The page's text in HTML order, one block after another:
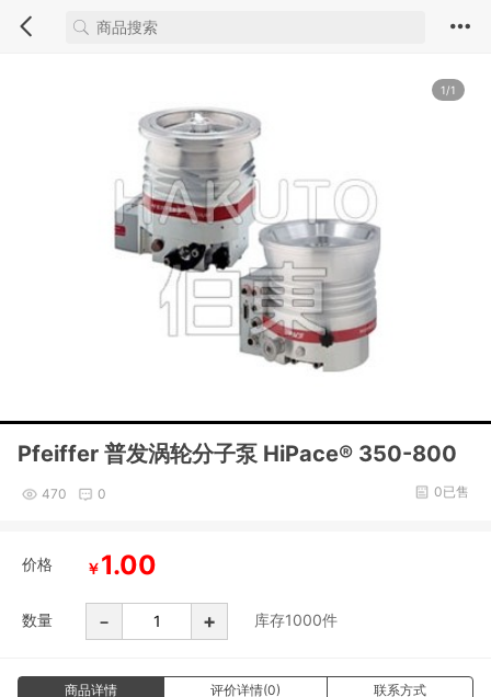
1/1
Pfeiffer 普发涡轮分子泵 HiPace® 350-800
470 0 0已售
价格 ￥1.00
数量 - + 库存1000件
商品详情 评价详情(0) 联系方式